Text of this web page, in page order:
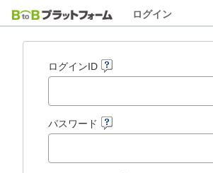
ログイン
ログインID
パスワード